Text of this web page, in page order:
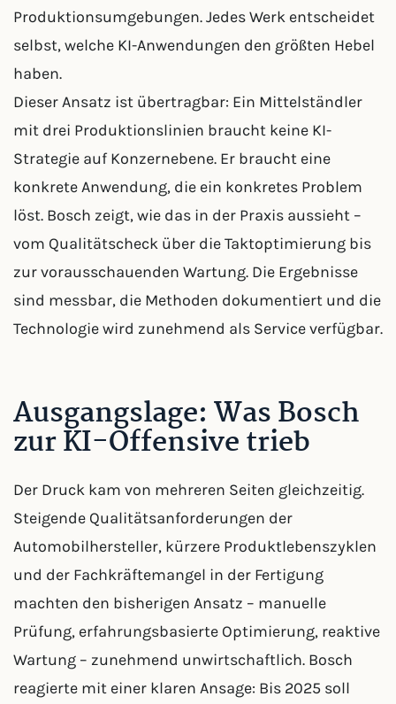
Produktionsumgebungen. Jedes Werk entscheidet
selbst, welche KI-Anwendungen den größten Hebel
haben.
Dieser Ansatz ist übertragbar: Ein Mittelständler
mit drei Produktionslinien braucht keine KI-
Strategie auf Konzernebene. Er braucht eine
konkrete Anwendung, die ein konkretes Problem
löst. Bosch zeigt, wie das in der Praxis aussieht –
vom Qualitätscheck über die Taktoptimierung bis
zur vorausschauenden Wartung. Die Ergebnisse
sind messbar, die Methoden dokumentiert und die
Technologie wird zunehmend als Service verfügbar.
Ausgangslage: Was Bosch
zur KI-Offensive trieb
Der Druck kam von mehreren Seiten gleichzeitig.
Steigende Qualitätsanforderungen der
Automobilhersteller, kürzere Produktlebenszyklen
und der Fachkräftemangel in der Fertigung
machten den bisherigen Ansatz – manuelle
Prüfung, erfahrungsbasierte Optimierung, reaktive
Wartung – zunehmend unwirtschaftlich. Bosch
reagierte mit einer klaren Ansage: Bis 2025 soll